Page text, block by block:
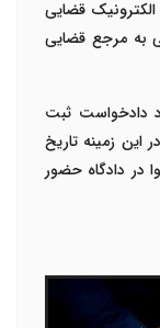
قضایی
مرجع قضایی
دادخواست ثبت
زمینه تاریخ
دادگاه حضور